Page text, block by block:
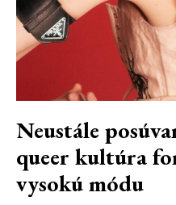
Neustále
queer kultúra
vysokú módu